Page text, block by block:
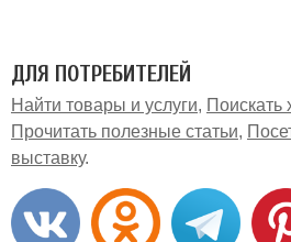
ДЛЯ ПОТРЕБИТЕЛЕЙ
Найти товары и услуги
Прочитать полезные статьи
выставку